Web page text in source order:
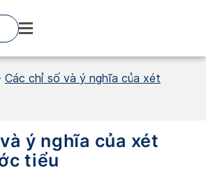
Các chỉ số và ý nghĩa của xét
ý nghĩa của xét
tiểu